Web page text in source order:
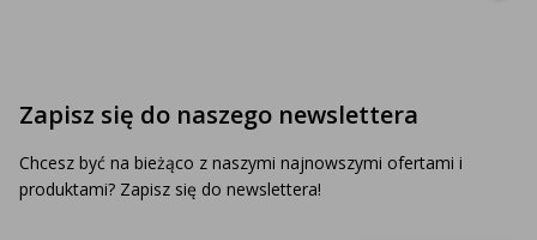
Zapisz się do naszego newslettera
Chcesz być na bieżąco z naszymi najnowszymi ofertami i
produktami? Zapisz się do newslettera!